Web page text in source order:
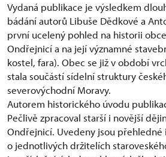
Vydaná publikace je výsledkem
bádání autorů Libuše Dědkové a
první ucelený pohled na historii obce
Ondřejnicí a na její významné
kostel, fara). Obec se již v období
stala součástí sídelní struktury
severovýchodní Moravy.
Autorem historického úvodu
Pečlivě zpracoval starší i novější
Ondřejnicí. Uvedeny jsou přehledné
o jednotlivých držitelích